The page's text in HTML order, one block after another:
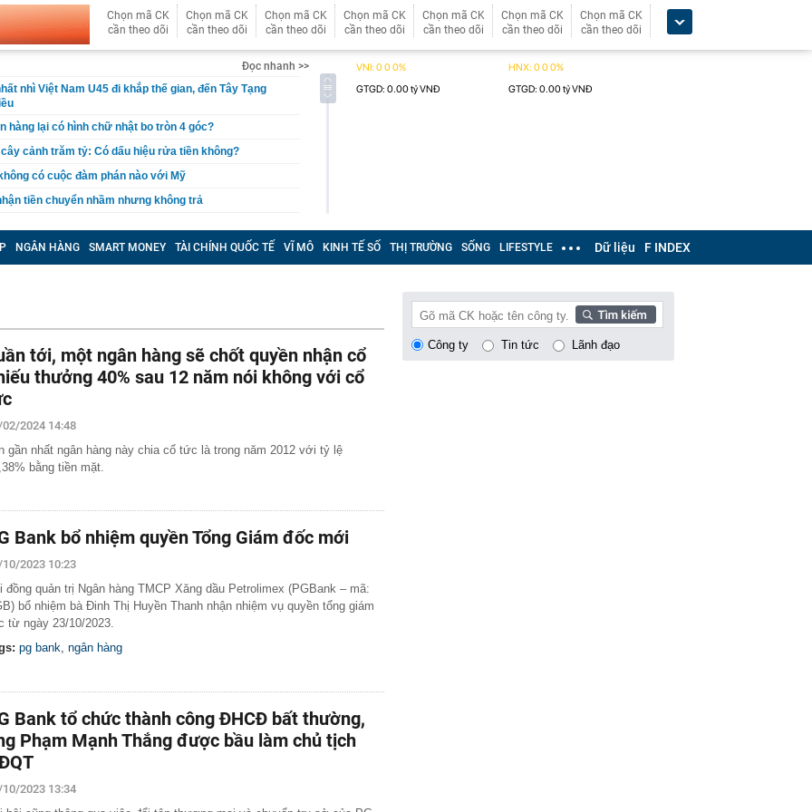
Chọn mã CK
cần theo dõi
Chọn mã CK
cần theo dõi
Chọn mã CK
cần theo dõi
Chọn mã CK
cần theo dõi
Chọn mã CK
cần theo dõi
Chọn mã CK
cần theo dõi
Chọn mã CK
cần theo dõi
Đọc nhanh >>
nhì Việt Nam U45 đi khắp thế gian, đến Tây Tạng
hàng lại có hình chữ nhật bo tròn 4 góc?
cây cảnh trăm tỷ: Có dấu hiệu rửa tiền không?
có cuộc đàm phán nào với Mỹ
tiền chuyển nhầm nhưng không trả
đồng tiền mặt và loạt thiết bị bí mật trong một căn hộ
tố Võ Thị Mai SN 1973 cùng 8 người khác
nơi ở của Huấn Hoa Hồng
số Power 6/55 - Kết quả xổ số Vietlott hôm nay
6/8 tại Agribank, Vietcombank, BIDV, VietinBank,
HDBank,...
HAGL chốt thời gian IPO 18,8 triệu cổ phiếu
400 ABS trình làng bản nâng cấp tương thích xăng
thị trường thẻ tín dụng: Các ngân hàng chuyển từ
đãi sang "may đo" trải nghiệm cho từng khách hàng
giao dịch chuyển khoản 747.500.000 đồng giữa
việc
giảng viên thanh nhạc đắt show nhất Việt Nam: 11
lời xin lỗi
mét, phát hiện 1,78 triệu tấn kim loại, lập kỷ lục cả
hàng phát sinh 12 giao dịch chuyển khoản liên tiếp với
Người đàn ông được công an mời làm việc
NGÂN HÀNG SMART MONEY TÀI CHÍNH QUỐC TẾ VĨ MÔ KINH TẾ SỐ THỊ TRƯỜNG SỐNG LIFESTYLE Dữ liệu F INDEX
tới, một ngân hàng sẽ chốt quyền nhận cổ
thưởng 40% sau 12 năm nói không với cổ
02/2024 14:48
gần nhất ngân hàng này chia cổ tức là trong năm 2012 với tỷ lệ
bằng tiền mặt.
Bank bổ nhiệm quyền Tổng Giám đốc mới
2023 10:23
đồng quản trị Ngân hàng TMCP Xăng dầu Petrolimex (PGBank – mã:
bổ nhiệm bà Đinh Thị Huyền Thanh nhận nhiệm vụ quyền tổng giám
từ ngày 23/10/2023.
pg bank ngân hàng
Bank tổ chức thành công ĐHCĐ bất thường,
Phạm Mạnh Thắng được bầu làm chủ tịch
2023 13:34
Công ty Tin tức Lãnh đạo